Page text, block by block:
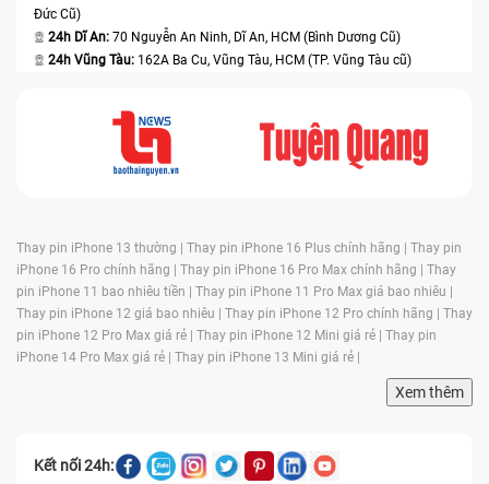
Đức Cũ)
24h Dĩ An: 70 Nguyễn An Ninh, Dĩ An, HCM (Bình Dương Cũ)
24h Vũng Tàu: 162A Ba Cu, Vũng Tàu, HCM (TP. Vũng Tàu cũ)
Thay pin iPhone 13 thường | Thay pin iPhone 16 Plus chính hãng | Thay pin
iPhone 16 Pro chính hãng | Thay pin iPhone 16 Pro Max chính hãng | Thay
pin iPhone 11 bao nhiêu tiền | Thay pin iPhone 11 Pro Max giá bao nhiêu |
Thay pin iPhone 12 giá bao nhiêu | Thay pin iPhone 12 Pro chính hãng | Thay
pin iPhone 12 Pro Max giá rẻ | Thay pin iPhone 12 Mini giá rẻ | Thay pin
iPhone 14 Pro Max giá rẻ | Thay pin iPhone 13 Mini giá rẻ |
Xem thêm
Kết nối 24h: